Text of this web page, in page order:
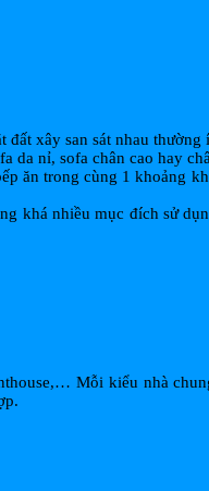
xây san sát nhau thường
da nỉ, sofa chân cao hay
ăn trong cùng 1 khoảng
khá nhiều mục đích sử
Mỗi kiểu nhà